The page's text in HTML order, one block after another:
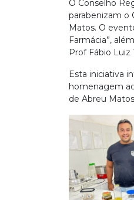
O Conselho
parabenizam o
Matos. O
Farmácia”,
Prof Fábio Luiz
Esta iniciativa
homenagem
de Abreu